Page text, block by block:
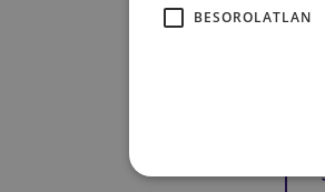
BESOROLATLAN